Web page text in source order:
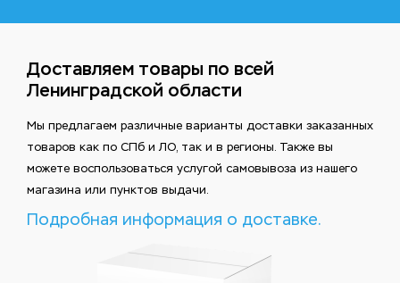
Доставляем товары по всей
Ленинградской области
Мы предлагаем различные варианты доставки заказанных
товаров как по СПб и ЛО, так и в регионы. Также вы
можете воспользоваться услугой самовывоза из нашего
магазина или пунктов выдачи.
Подробная информация о доставке.